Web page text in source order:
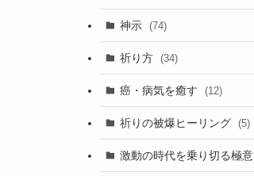
神示 (74)
祈り方 (34)
癌・病気を癒す (12)
祈りの被爆ヒーリング (5)
激動の時代を乗り切る極意